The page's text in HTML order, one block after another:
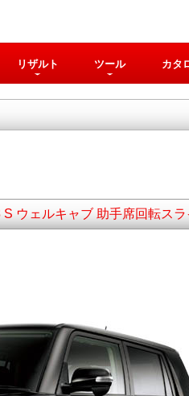
リザルト ツール カタ
S ウェルキャブ 助手席回転ス